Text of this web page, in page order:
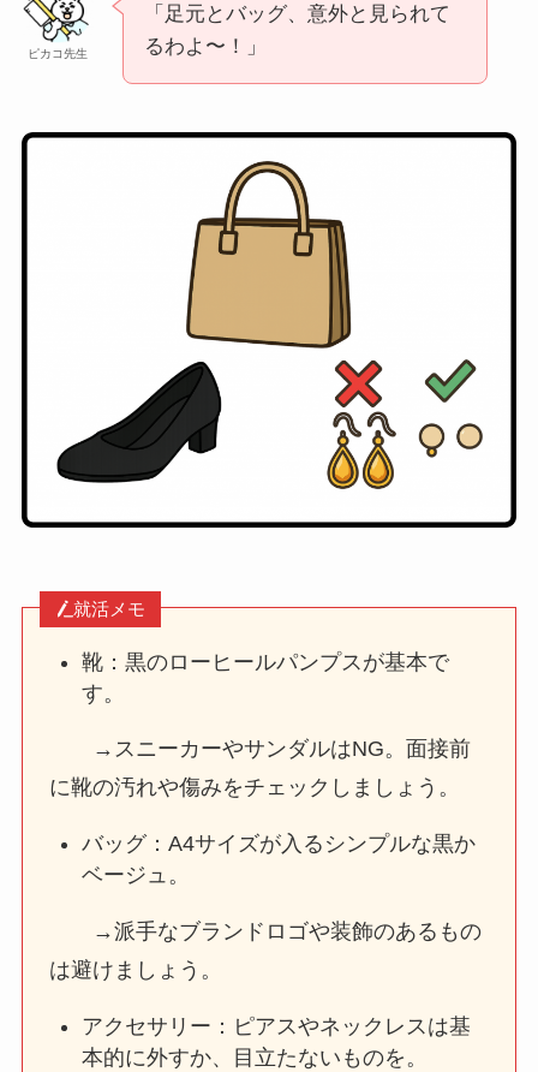
ピカコ先生
「足元とバッグ、意外と見られて
るわよ〜！」
就活メモ
靴：黒のローヒールパンプスが基本で
す。
→スニーカーやサンダルはNG。面接前
に靴の汚れや傷みをチェックしましょう。
バッグ：A4サイズが入るシンプルな黒か
ベージュ。
→派手なブランドロゴや装飾のあるもの
は避けましょう。
アクセサリー：ピアスやネックレスは基
本的に外すか、目立たないものを。